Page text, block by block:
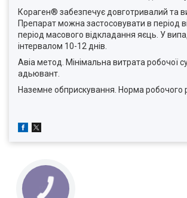
Кораген® забезпечує довготривалий та
Препарат можна застосовувати в період
період масового відкладання яєць. У
інтервалом 10-12 днів.
Авіа метод. Мінімальна витрата робочої
адьювант.
Наземне обприскування. Норма